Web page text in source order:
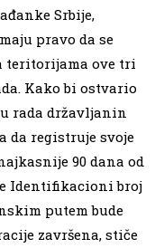
Srbije,
pravo da se
teritorijama ove tri
Kako bi ostvario
rada državljanin
da registruje svoje
90 dana od
Identifikacioni broj
putem bude
završena, stiče